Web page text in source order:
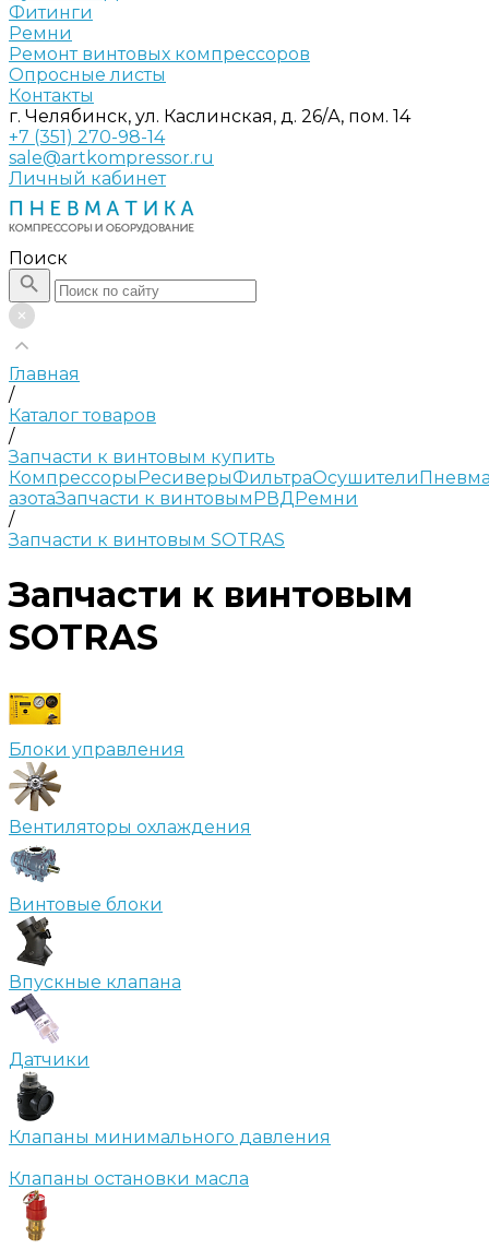
Фитинги
Ремни
Ремонт винтовых компрессоров
Опросные листы
Контакты
г. Челябинск, ул. Каслинская, д. 26/А, пом. 14
+7 (351) 270-98-14
sale@artkompressor.ru
Личный кабинет
Поиск
Главная
/
Каталог товаров
/
Запчасти к винтовым купить
КомпрессорыРесиверыФильтраОсушители
азотаЗапчасти к винтовымРВДРемни
/
Запчасти к винтовым SOTRAS
Запчасти к винтовым
SOTRAS
Блоки управления
Вентиляторы охлаждения
Винтовые блоки
Впускные клапана
Датчики
Клапаны минимального давления
Клапаны остановки масла